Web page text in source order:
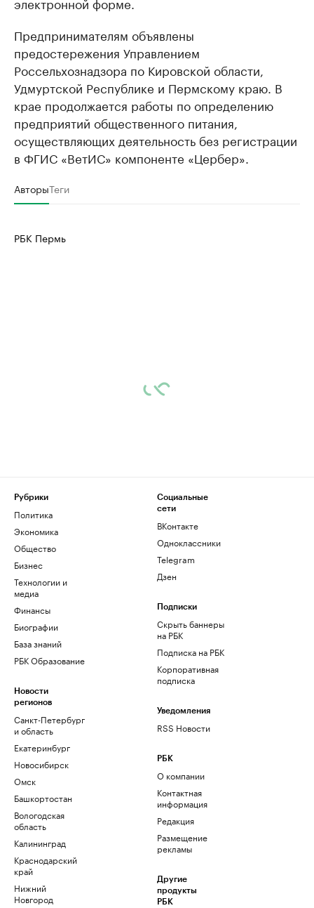
Предпринимателям объявлены
предостережения Управлением
Россельхознадзора по Кировской области,
Удмуртской Республике и Пермскому краю. В
крае продолжается работы по определению
предприятий общественного питания,
осуществляющих деятельность без регистрации
в ФГИС «ВетИС» компоненте «Цербер».
АвторыТеги
РБК Пермь
Рубрики
Политика
Экономика
Общество
Бизнес
Технологии и
медиа
Финансы
Биографии
База знаний
РБК Образование
Новости
регионов
Санкт-Петербург
и область
Екатеринбург
Новосибирск
Омск
Башкортостан
Вологодская
область
Калининград
Краснодарский
край
Нижний
Новгород
Социальные
сети
ВКонтакте
Одноклассники
Telegram
Дзен
Подписки
Скрыть баннеры
на РБК
Подписка на РБК
Корпоративная
подписка
Уведомления
RSS Новости
РБК
О компании
Контактная
информация
Редакция
Размещение
рекламы
Другие
продукты
РБК